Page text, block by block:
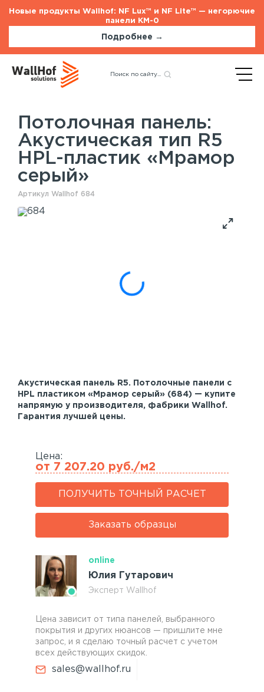
Новые продукты Wallhof: NF Lux™ и NF Lite™ — негорючие
панели КМ-0
Подробнее →
Стеновые панели
Шпонированные панели
Акустические панели
Услуги
Монтаж акустических панелей
Назад
Акустические панели
Потолочная панель:
Акустическая тип R5
HPL-пластик «Мрамор
серый»
Артикул Wallhof 684
Акустическая панель R5. Потолочные панели с
HPL пластиком «Мрамор серый» (684) — купите
напрямую у производителя, фабрики Wallhof.
Гарантия лучшей цены.
Цена:
от 7 207.20 руб./м2
ПОЛУЧИТЬ ТОЧНЫЙ РАСЧЕТ
Заказать образцы
online
Юлия Гутарович
Эксперт Wallhof
Цена зависит от типа панелей, выбранного
покрытия и других нюансов — пришлите мне
запрос, и я сделаю точный расчет с учетом
всех действующих скидок.
sales@wallhof.ru